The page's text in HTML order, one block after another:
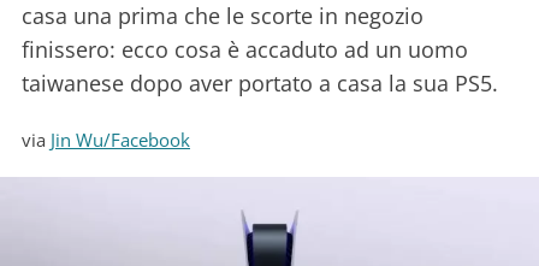
casa una prima che le scorte in negozio
finissero: ecco cosa è accaduto ad un uomo
taiwanese dopo aver portato a casa la sua PS5.
via Jin Wu/Facebook